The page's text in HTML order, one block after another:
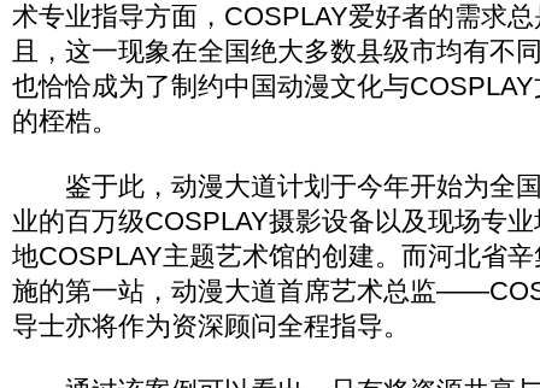
术专业指导方面，COSPLAY爱好者的需求
且，这一现象在全国绝大多数县级市均有不
也恰恰成为了制约中国动漫文化与
的桎梏。
鉴于此，动漫大道计划于今年开始为全
业的百万级COSPLAY摄影设备以及现场专
地COSPLAY主题艺术馆的创建。而河北省
施的第一站，动漫大道首席艺术总监
导士亦将作为资深顾问全程指导。